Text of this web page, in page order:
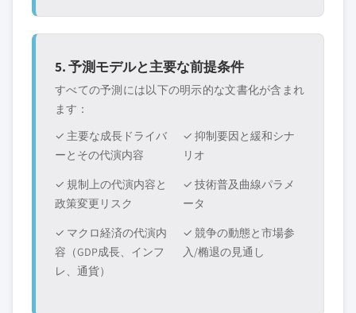
5. 予測モデルと主要な前提条件
すべての予測には以下の明示的な文書化が含まれ
ます：
✓ 主要な成長ドライバ
ーとその代演内容
✓ 抑制要因と緩和シナ
リオ
✓ 規制上の代演内容と
政策変更リスク
✓ 技術普及曲線パラメ
ータ
✓ マクロ経済の代演内
容（GDP成長、インフ
レ、通貨）
✓ 競争の動態と市場参
入/椭退の見通し